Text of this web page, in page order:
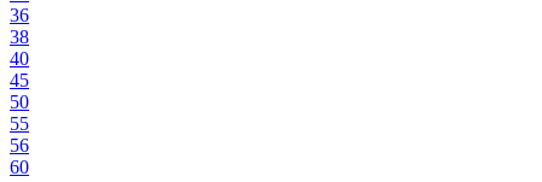
36
38
40
45
50
55
56
60